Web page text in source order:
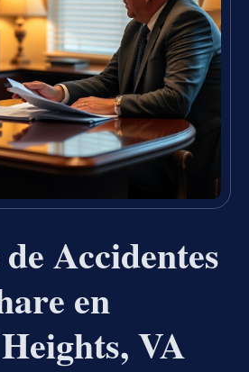
Accidentes
en
VA